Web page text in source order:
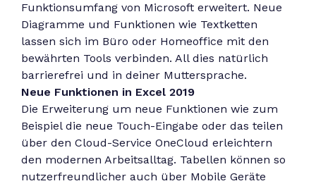
Funktionsumfang von Microsoft erweitert. Neue
Diagramme und Funktionen wie Textketten
lassen sich im Büro oder Homeoffice mit den
bewährten Tools verbinden. All dies natürlich
barrierefrei und in deiner Muttersprache.
Neue Funktionen in Excel 2019
Die Erweiterung um neue Funktionen wie zum
Beispiel die neue Touch-Eingabe oder das teilen
über den Cloud-Service OneCloud erleichtern
den modernen Arbeitsalltag. Tabellen können so
nutzerfreundlicher auch über Mobile Geräte